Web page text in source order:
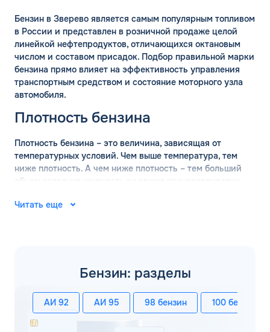
Бензин в Зверево является самым популярным топливом
в России и представлен в розничной продаже целой
линейкой нефтепродуктов, отличающихся октановым
числом и составом присадок. Подбор правильной марки
бензина прямо влияет на эффективность управления
транспортным средством и состояние моторного узла
автомобиля.
Плотность бензина
Плотность бензина – это величина, зависящая от
температурных условий. Чем выше температура, тем
ниже плотность. А чем ниже плотность – тем больший
объем заполнит жидкость во время транспортировки.
обязательно проводится измерение плотности состава.
АИ-95 – 750 кг/м3;
АИ-98 – 780 кг/м3.
Читать еще
Бензин: разделы
АИ 92 АИ 95 98 бензин 100 бензин